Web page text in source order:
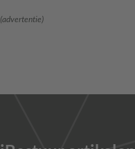
(advertentie)